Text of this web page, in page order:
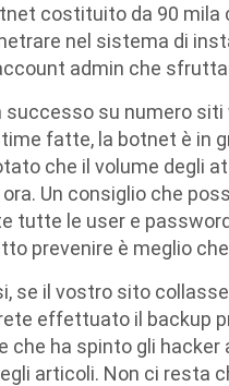
costituito da 90
nel sistema di
admin che
successo su numero
fatte, la botnet è in
che il volume degli
Un consiglio che
tutte le user e
prevenire è meglio
se il vostro sito
effettuato il backup
che ha spinto gli
articoli. Non ci resta